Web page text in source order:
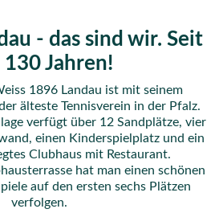
- das sind wir. Seit
Jahren!
1896 Landau ist mit seinem
älteste Tennisverein in der Pfalz.
verfügt über 12 Sandplätze, vier
einen Kinderspielplatz und ein
Clubhaus mit Restaurant.
hat man einen schönen
auf den ersten sechs Plätzen
verfolgen.